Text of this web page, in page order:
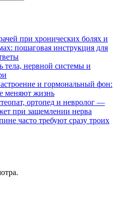
при хронических болях и
пошаговая инструкция для
тела, нервной системы и
и гормональный фон:
меняют жизнь
ортопед и невролог —
при защемлении нерва
часто требуют сразу троих